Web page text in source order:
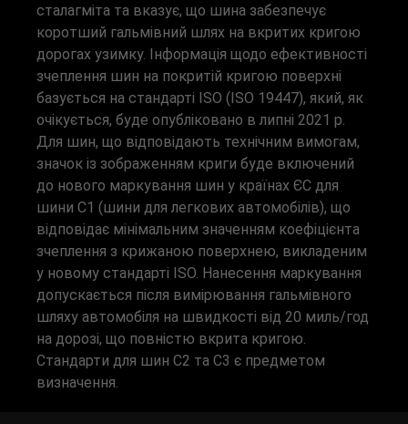
сталагміта та вказує, що шина забезпечує
коротший гальмівний шлях на вкритих кригою
дорогах узимку. Інформація щодо ефективності
зчеплення шин на покритій кригою поверхні
базується на стандарті ISO (ISO 19447), який, як
очікується, буде опубліковано в липні 2021 р.
Для шин, що відповідають технічним вимогам,
значок із зображенням криги буде включений
до нового маркування шин у країнах ЄС для
шини С1 (шини для легкових автомобілів), що
відповідає мінімальним значенням коефіцієнта
зчеплення з крижаною поверхнею, викладеним
у новому стандарті ISO. Нанесення маркування
допускається після вимірювання гальмівного
шляху автомобіля на швидкості від 20 миль/год
на дорозі, що повністю вкрита кригою.
Стандарти для шин С2 та С3 є предметом
визначення.